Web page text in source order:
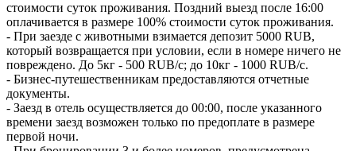
стоимости суток проживания. Поздний выезд после 16:00
оплачивается в размере 100% стоимости суток проживания.
- При заезде с животными взимается депозит 5000 RUB,
который возвращается при условии, если в номере ничего не
повреждено. До 5кг - 500 RUB/с; до 10кг - 1000 RUB/с.
- Бизнес-путешественникам предоставляются отчетные
документы.
- Заезд в отель осуществляется до 00:00, после указанного
времени заезд возможен только по предоплате в размере
первой ночи.